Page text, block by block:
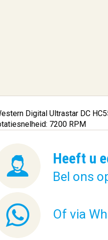
Digital Ultrastar DC
7200 RPM
Heeft u
Bel ons
Of via